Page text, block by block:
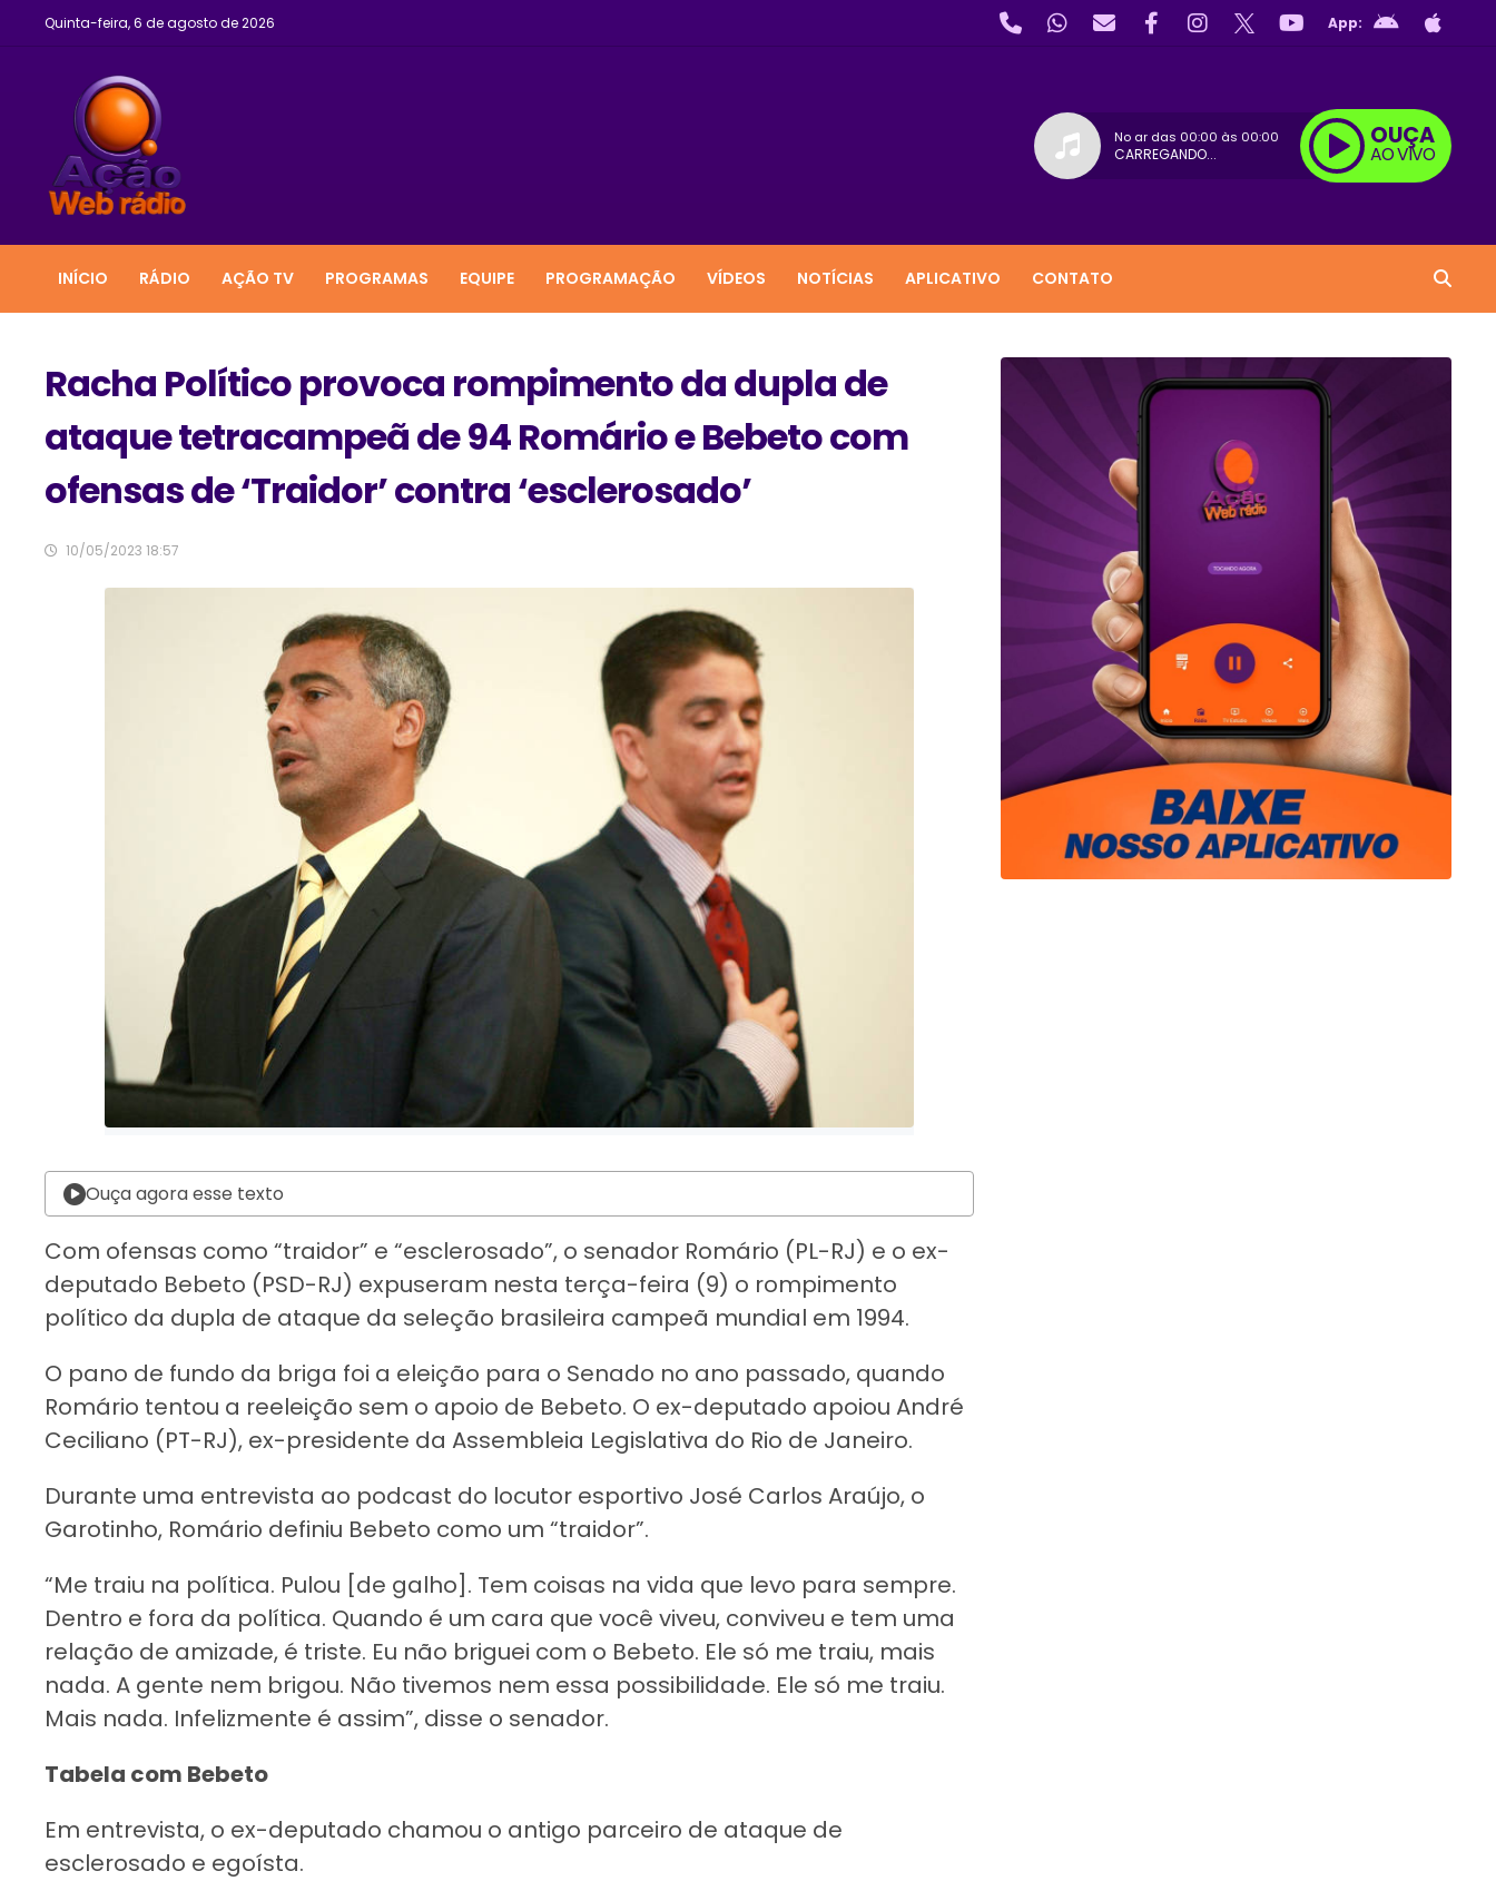
Quinta-feira, 6 de agosto de 2026 App:
No ar das 00:00 às 00:00
CARREGANDO...
OUÇA
AO VIVO
INÍCIO RÁDIO AÇÃO TV PROGRAMAS EQUIPE PROGRAMAÇÃO VÍDEOS NOTÍCIAS APLICATIVO CONTATO
Racha Político provoca rompimento da dupla de
ataque tetracampeã de 94 Romário e Bebeto com
ofensas de ‘Traidor’ contra ‘esclerosado’
10/05/2023 18:57
Ouça agora esse texto
Com ofensas como “traidor” e “esclerosado”, o senador Romário (PL-RJ) e o ex-
deputado Bebeto (PSD-RJ) expuseram nesta terça-feira (9) o rompimento
político da dupla de ataque da seleção brasileira campeã mundial em 1994.
O pano de fundo da briga foi a eleição para o Senado no ano passado, quando
Romário tentou a reeleição sem o apoio de Bebeto. O ex-deputado apoiou André
Ceciliano (PT-RJ), ex-presidente da Assembleia Legislativa do Rio de Janeiro.
Durante uma entrevista ao podcast do locutor esportivo José Carlos Araújo, o
Garotinho, Romário definiu Bebeto como um “traidor”.
“Me traiu na política. Pulou [de galho]. Tem coisas na vida que levo para sempre.
Dentro e fora da política. Quando é um cara que você viveu, conviveu e tem uma
relação de amizade, é triste. Eu não briguei com o Bebeto. Ele só me traiu, mais
nada. A gente nem brigou. Não tivemos nem essa possibilidade. Ele só me traiu.
Mais nada. Infelizmente é assim”, disse o senador.
Tabela com Bebeto
Em entrevista, o ex-deputado chamou o antigo parceiro de ataque de
esclerosado e egoísta.